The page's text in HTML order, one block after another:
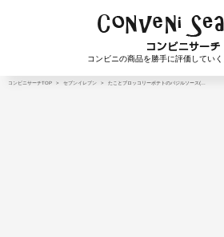
コンビニの商品を勝手に評価してい
コンビニサーチTOP > セブンイレブン > たことブロッコリーポテトのバジルソース(…